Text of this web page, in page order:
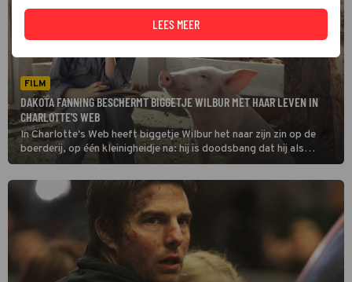
FILM
DAKOTA FANNING BESCHERMT BIGGETJE WILBUR MET HAAR LEVEN IN
CHARLOTTE'S WEB
In Charlotte's Web heeft biggetje Wilbur het naar zijn zin op de
boerderij, op één kleinigheidje na: hij is doodsbang dat hij als
varkenshaasje zal eindigen.
LEES MEER